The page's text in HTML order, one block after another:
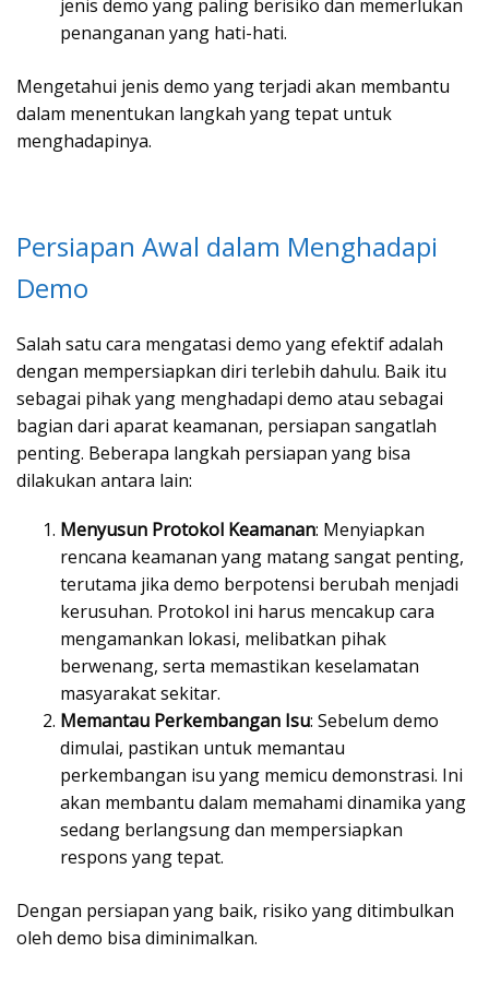
jenis demo yang paling berisiko dan memerlukan
penanganan yang hati-hati.
Mengetahui jenis demo yang terjadi akan membantu
dalam menentukan langkah yang tepat untuk
menghadapinya.
Persiapan Awal dalam Menghadapi
Demo
Salah satu cara mengatasi demo yang efektif adalah
dengan mempersiapkan diri terlebih dahulu. Baik itu
sebagai pihak yang menghadapi demo atau sebagai
bagian dari aparat keamanan, persiapan sangatlah
penting. Beberapa langkah persiapan yang bisa
dilakukan antara lain:
Menyusun Protokol Keamanan: Menyiapkan
rencana keamanan yang matang sangat penting,
terutama jika demo berpotensi berubah menjadi
kerusuhan. Protokol ini harus mencakup cara
mengamankan lokasi, melibatkan pihak
berwenang, serta memastikan keselamatan
masyarakat sekitar.
Memantau Perkembangan Isu: Sebelum demo
dimulai, pastikan untuk memantau
perkembangan isu yang memicu demonstrasi. Ini
akan membantu dalam memahami dinamika yang
sedang berlangsung dan mempersiapkan
respons yang tepat.
Dengan persiapan yang baik, risiko yang ditimbulkan
oleh demo bisa diminimalkan.